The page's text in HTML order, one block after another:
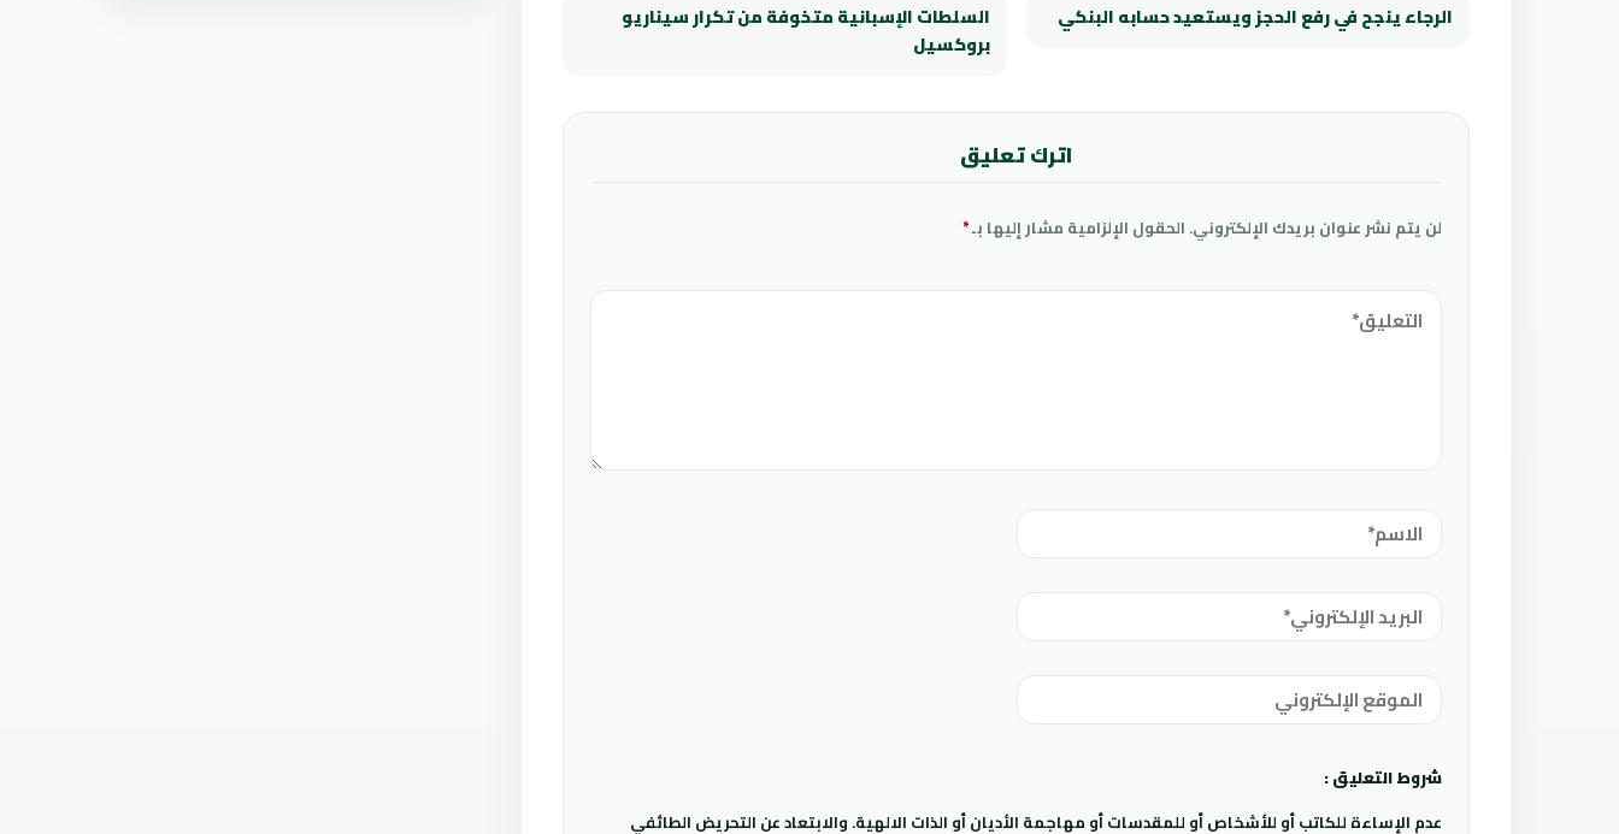
الرجاء ينجح في رفع الحجز ويستعيد حسابه البنكي
السلطات الإسبانية متخوفة من تكرار سيناريو
بروكسيل
اترك تعليق
لن يتم نشر عنوان بريدك الإلكتروني. الحقول الإلزامية مشار إليها بـ*
شروط التعليق :
عدم الإساءة للكاتب أو للأشخاص أو للمقدسات أو مهاجمة الأديان أو الذات الالهية. والابتعاد عن التحريض الطائفي